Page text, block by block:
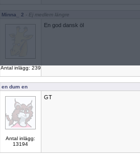
Minna_ 2 - Ej medlem längre
Antal inlägg: 239
En god dansk öl
en dum en
Antal inlägg:
13194
GT